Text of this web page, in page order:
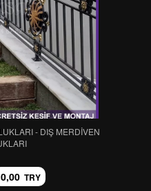
- DIŞ MERDİVEN
0,00 TRY